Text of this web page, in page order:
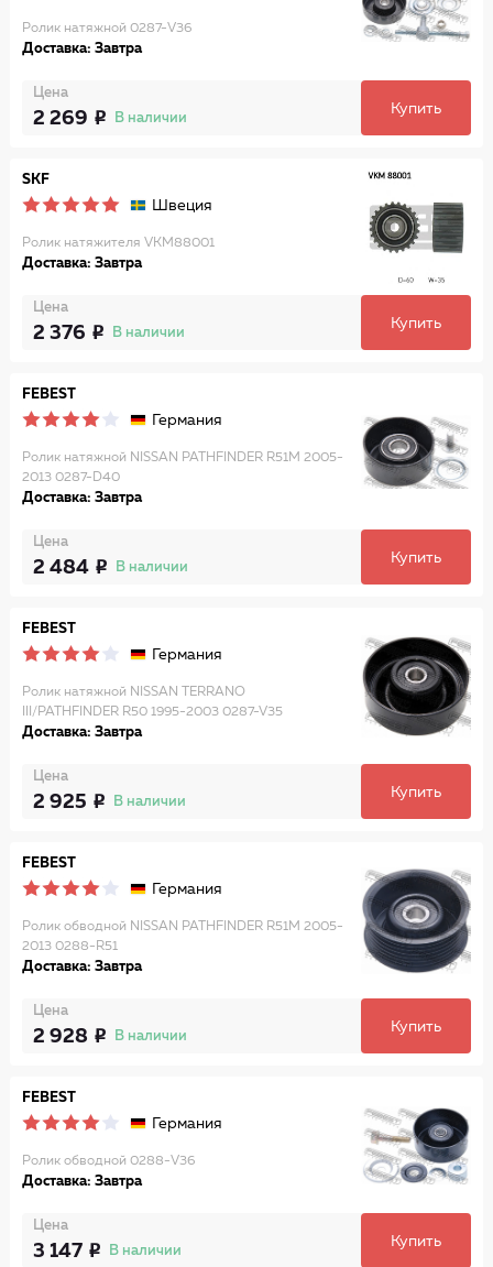
Ролик натяжной 0287-V36
Доставка: Завтра
Цена
2 269 В наличии
Купить
SKF
Швеция
Ролик натяжителя VKM88001
Доставка: Завтра
Цена
2 376 В наличии
Купить
FEBEST
Германия
Ролик натяжной NISSAN PATHFINDER R51M 2005-
2013 0287-D40
Доставка: Завтра
Цена
2 484 В наличии
Купить
FEBEST
Германия
Ролик натяжной NISSAN TERRANO
III/PATHFINDER R50 1995-2003 0287-V35
Доставка: Завтра
Цена
2 925 В наличии
Купить
FEBEST
Германия
Ролик обводной NISSAN PATHFINDER R51M 2005-
2013 0288-R51
Доставка: Завтра
Цена
2 928 В наличии
Купить
FEBEST
Германия
Ролик обводной 0288-V36
Доставка: Завтра
Цена
3 147 В наличии
Купить